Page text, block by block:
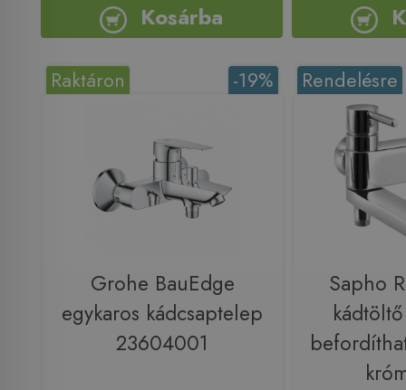
Kosárba
-19%
Raktáron
Grohe BauEdge
egykaros kádcsaptelep
23604001
Rendelésre
Sapho